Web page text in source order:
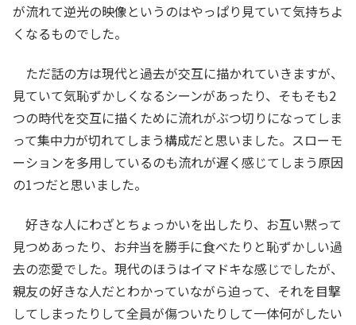
が流れて逆光の映像というのはやっぱり見ていて気持ちよ
くなるものでした。
ただ話の方は現代と過去が交互に描かれていきますが、
見ていて気恥ずかしくなるシーンがあったり、そもそも2
つの時代を交互に描くために流れがぶつ切りになってしま
って集中力が切れてしまう構成だと思いました。スローモ
ーションを多用しているのも流れが遅く感じてしまう原因
の1つだと思いました。
好きな人にわざとちょっかいを出したり、お互い黙って
見つめあったり、お弁当を勝手に食べたりと恥ずかしい過
去の恋愛でした。現代のほうはイマドキな感じでしたが、
親友の好きな人だとわかっていながら迫って、それを目撃
してしまったりして全員が傷ついたりして一体何がしたい